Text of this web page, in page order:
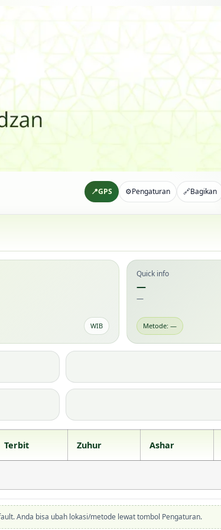
📍GPS ⚙️Pengaturan 🔗Bagikan
WIB
Quick info
—
—
Metode: —
Terbit Zuhur Ashar
Anda bisa ubah lokasi/metode lewat tombol Pengaturan.